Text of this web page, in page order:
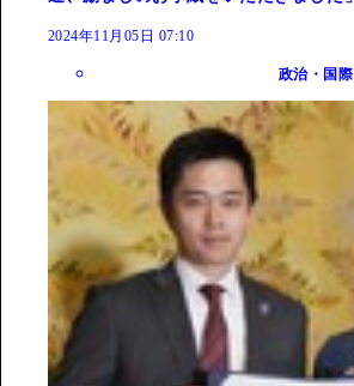
2024年11月05日 07:10
政治・国際